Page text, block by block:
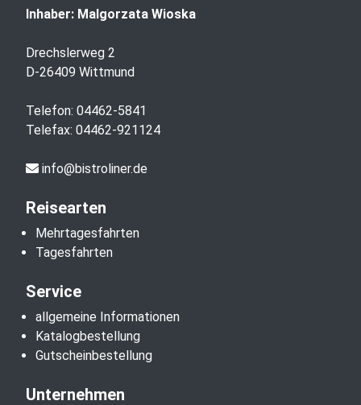
Inhaber: Malgorzata Wioska
Drechslerweg 2
D-26409 Wittmund
Telefon: 04462-5841
Telefax: 04462-921124
info@bistroliner.de
Reisearten
Mehrtagesfahrten
Tagesfahrten
Service
allgemeine Informationen
Katalogbestellung
Gutscheinbestellung
Unternehmen